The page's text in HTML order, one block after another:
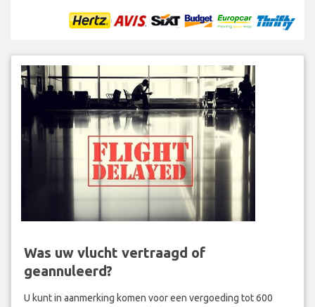
Was uw vlucht vertraagd of
geannuleerd?
U kunt in aanmerking komen voor een vergoeding tot 600